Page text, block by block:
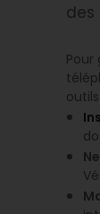
des
Pour